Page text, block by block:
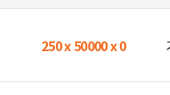
250 x 50000 x 0